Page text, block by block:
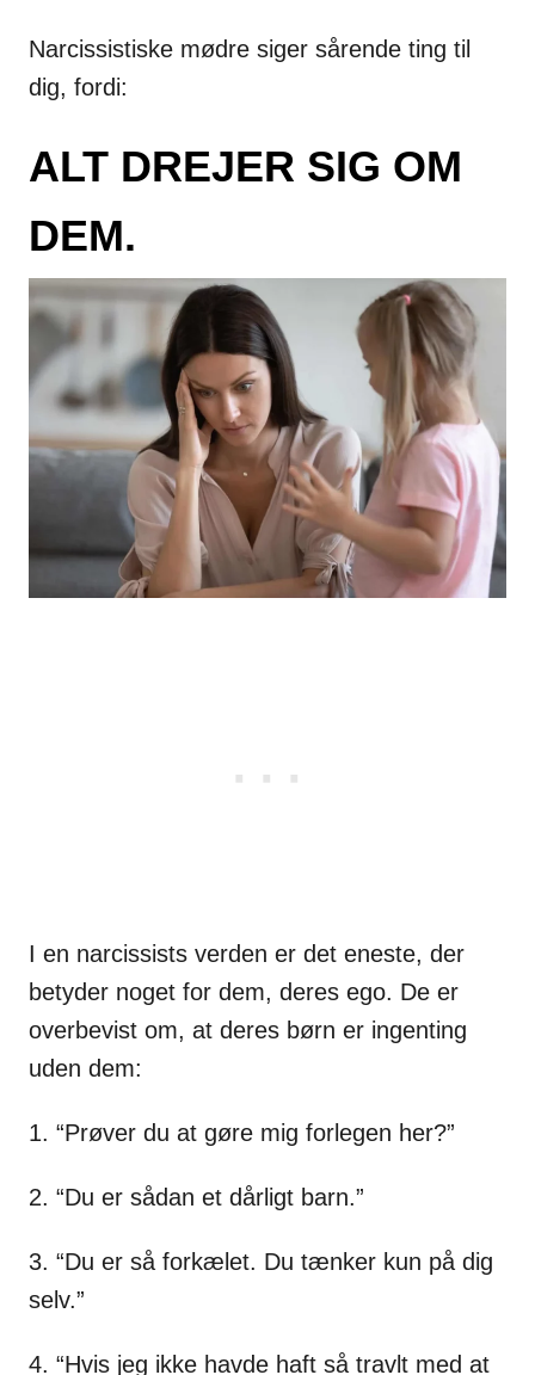
Narcissistiske mødre siger sårende ting til
dig, fordi:
ALT DREJER SIG OM
DEM.
I en narcissists verden er det eneste, der
betyder noget for dem, deres ego. De er
overbevist om, at deres børn er ingenting
uden dem:
1. “Prøver du at gøre mig forlegen her?”
2. “Du er sådan et dårligt barn.”
3. “Du er så forkælet. Du tænker kun på dig
selv.”
4. “Hvis jeg ikke havde haft så travlt med at